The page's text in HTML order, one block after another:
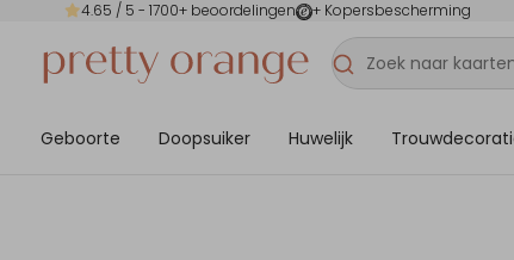
4.65 / 5 - 1700+ beoordelingen + Kopersbescherming
Geboorte Doopsuiker Huwelijk